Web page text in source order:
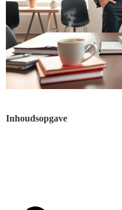
Inhoudsopgave